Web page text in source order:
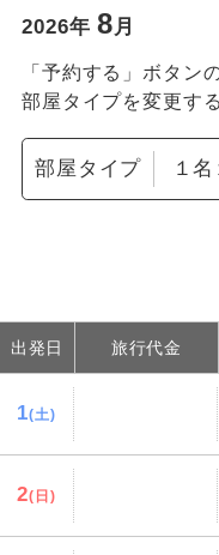
2026年 8月
「予約する」ボタン
部屋タイプを変更す
部屋タイプ
出発日 旅行代金
1(土)
2(日)